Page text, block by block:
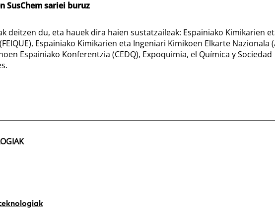
SusChem sariei buruz
deitzen du, eta hauek dira haien sustatzaileak: Espainiako Kimikarien
Espainiako Kimikarien eta Ingeniari Kimikoen Elkarte Nazionala
Espainiako Konferentzia (CEDQ), Expoquimia, el Química y Sociedad